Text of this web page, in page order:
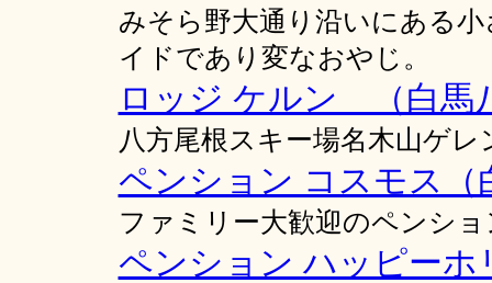
みそら野大通り沿いにある
イドであり変なおやじ。
ロッジ ケルン （白馬
八方尾根スキー場名木山ゲ
ペンション コスモス（
ファミリー大歓迎のペンシ
ペンション ハッピーホ